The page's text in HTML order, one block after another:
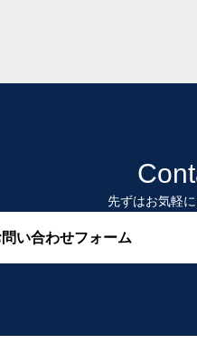
先ずはお気軽
問い合わせフォーム